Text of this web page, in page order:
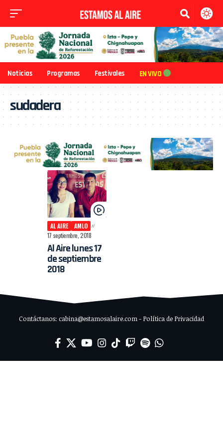
Noticias Programas Festivales EN VIVO
sudadera
AL AIRE
AMLO
17 septiembre, 2018
Al Aire lunes 17
de septiembre
2018
Contáctanos: cabina@estamosalaire.com - Política de Privacidad